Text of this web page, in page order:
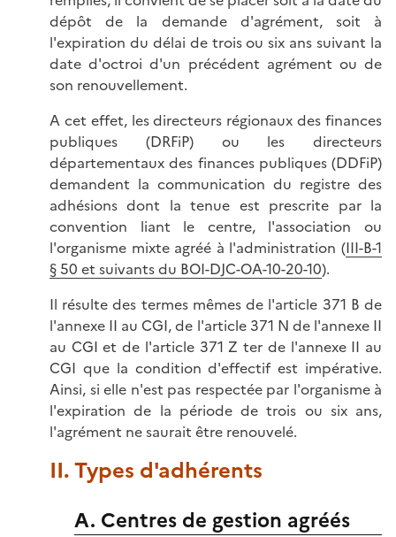
dépôt de la demande d'agrément, soit à
l'expiration du délai de trois ou six ans suivant la
date d'octroi d'un précédent agrément ou de
son renouvellement.
A cet effet, les directeurs régionaux des finances
publiques (DRFiP) ou les directeurs
départementaux des finances publiques (DDFiP)
demandent la communication du registre des
adhésions dont la tenue est prescrite par la
convention liant le centre, l'association ou
l'organisme mixte agréé à l'administration (III-B-1
§ 50 et suivants du BOI-DJC-OA-10-20-10).
Il résulte des termes mêmes de l'article 371 B de
l'annexe II au CGI, de l'article 371 N de l'annexe II
au CGI et de l'article 371 Z ter de l'annexe II au
CGI que la condition d'effectif est impérative.
Ainsi, si elle n'est pas respectée par l'organisme à
l'expiration de la période de trois ou six ans,
l'agrément ne saurait être renouvelé.
II. Types d'adhérents
A. Centres de gestion agréés